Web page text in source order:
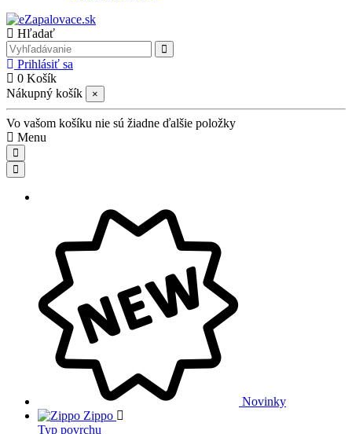
Hľadať
Prihlásiť sa
0 Košík
Nákupný košík
×
Vo vašom košíku nie sú žiadne ďalšie položky
Menu
Novinky
Zippo
Typ povrchu